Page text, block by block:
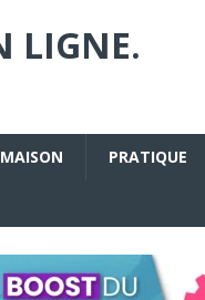
LIGNE.
MAISON PRATIQUE